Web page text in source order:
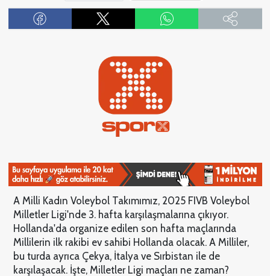
A Milli Kadın Voleybol Takımımız, 2025 FIVB Voleybol
Milletler Ligi'nde 3. hafta karşılaşmalarına çıkıyor.
Hollanda'da organize edilen son hafta maçlarında
Millilerin ilk rakibi ev sahibi Hollanda olacak. A Milliler,
bu turda ayrıca Çekya, İtalya ve Sırbistan ile de
karşılaşacak. İşte, Milletler Ligi maçları ne zaman?